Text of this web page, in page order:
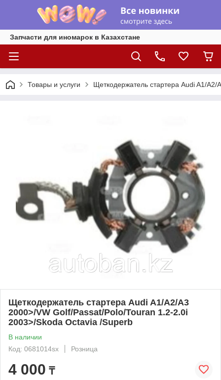
Запчасти для иномарок в Казахстане
Товары и услуги Щеткодержатель стартера Audi A1/
Щеткодержатель стартера Audi A1/A2/A3
2000>/VW Golf/Passat/Polo/Touran 1.2-2.0i
2003>/Skoda Octavia /Superb
В наличии
Код: 0681014sx
Розница
4 000 ₸